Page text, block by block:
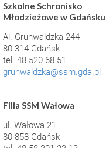
Szkolne Schronisko
Młodzieżowe w Gdańsku
Al. Grunwaldzka 244
80-314 Gdańsk
tel. 48 520 68 51
grunwaldzka@ssm.gda.pl
Filia SSM Wałowa
ul. Wałowa 21
80-858 Gdańsk